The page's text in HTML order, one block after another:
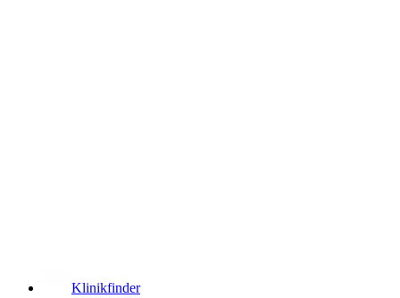
Klinikfinder